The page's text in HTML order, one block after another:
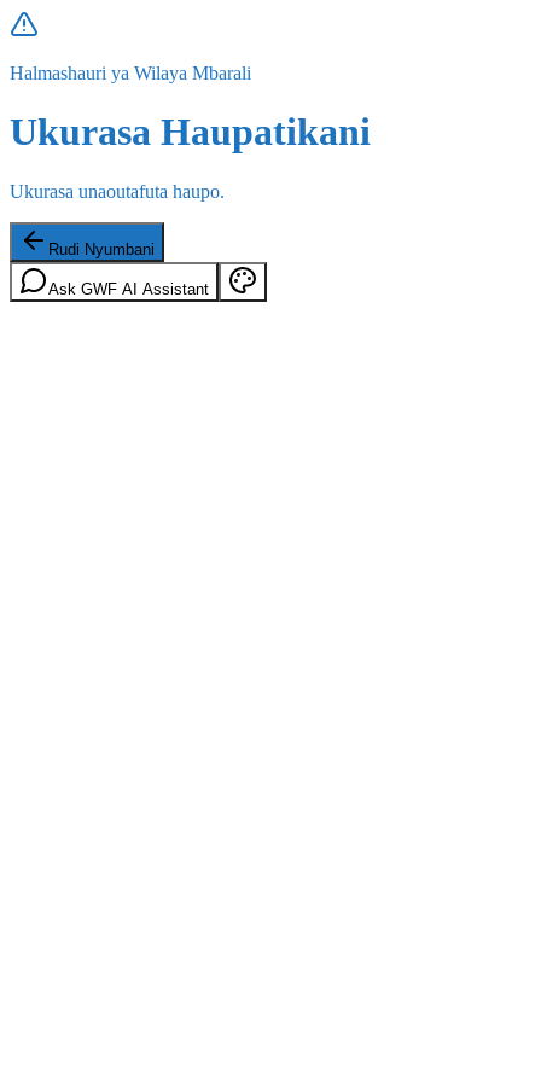
Halmashauri ya Wilaya Mbarali
Ukurasa Haupatikani
Ukurasa unaoutafuta haupo.
Rudi Nyumbani
Ask GWF AI Assistant